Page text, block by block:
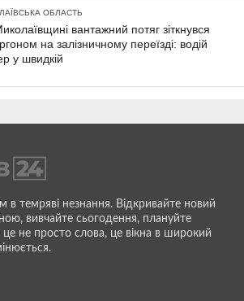
ОБЛАСТЬ
вантажний потяг зіткнувся
на залізничному переїзді: водій
у швидкій
в темряві незнання. Відкривайте новий
вивчайте сьогодення, плануйте
не просто слова, це вікна в широкий